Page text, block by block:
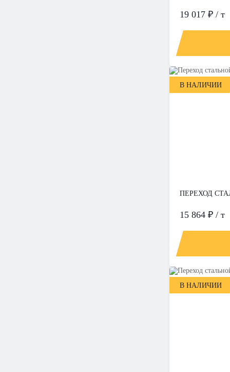
19 017 ₽ / т
В НАЛИЧИИ
ПЕРЕХОД
15 864 ₽ / т
В НАЛИЧИИ